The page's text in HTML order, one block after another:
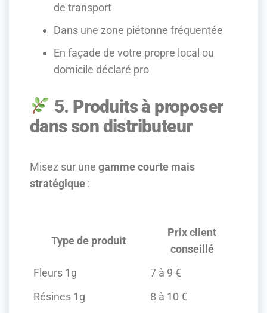
de transport
Dans une zone piétonne fréquentée
En façade de votre propre local ou
domicile déclaré pro
5. Produits à proposer
dans son distributeur
Misez sur une gamme courte mais
stratégique :
Type de produit
Prix client
conseillé
Fleurs 1g
7 à 9 €
Résines 1g
8 à 10 €